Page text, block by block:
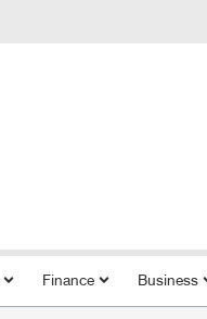
Finance Business